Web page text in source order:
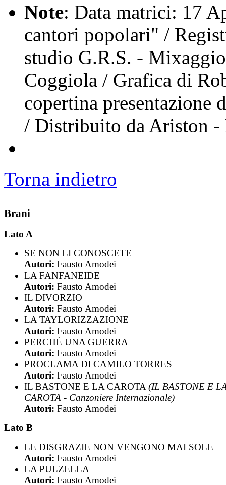
Note: Data matrici: 17
cantori popolari" /
studio G.R.S. -
Coggiola / Grafica di
copertina presentazione
/ Distribuito da Ariston
Torna indietro
Brani
Lato A
SE NON LI CONOSCETE
Autori: Fausto Amodei
LA FANFANEIDE
Autori: Fausto Amodei
IL DIVORZIO
Autori: Fausto Amodei
LA TAYLORIZZAZIONE
Autori: Fausto Amodei
PERCHÉ UNA GUERRA
Autori: Fausto Amodei
PROCLAMA DI CAMILO TORRES
Autori: Fausto Amodei
IL BASTONE E LA CAROTA(IL BASTONE E
CAROTA - Canzoniere Internazionale)
Autori: Fausto Amodei
Lato B
LE DISGRAZIE NON VENGONO MAI SOLE
Autori: Fausto Amodei
LA PULZELLA
Autori: Fausto Amodei